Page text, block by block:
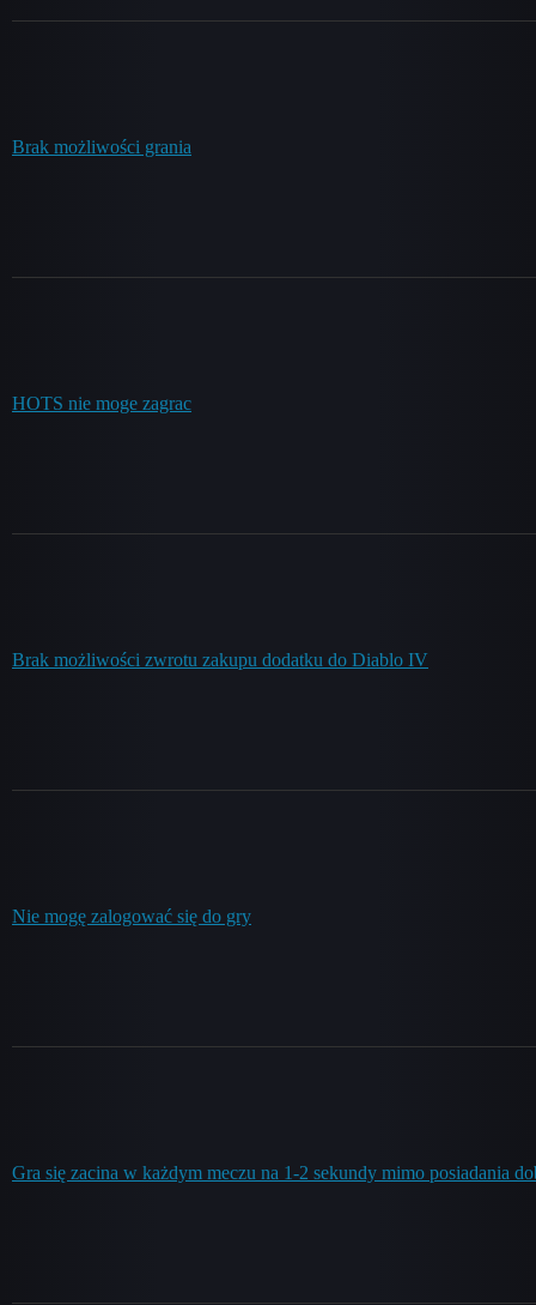
Brak możliwości grania
HOTS nie moge zagrac
Brak możliwości zwrotu zakupu dodatku do Diablo IV
Nie mogę zalogować się do gry
Gra się zacina w każdym meczu na 1-2 sekundy mimo posiadania